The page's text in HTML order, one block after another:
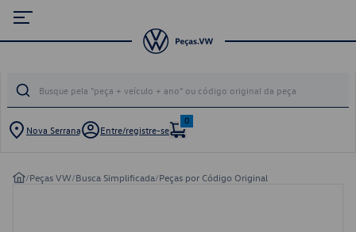
Nova Serrana Entre/registre-se
0
/Peças VW/Busca Simplificada/Peças por Código Original